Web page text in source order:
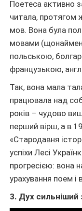
Поетеса активно
читала, протягом
мов. Вона була
мовами
польською,
французькою,
Так, вона мала
працювала над
років – чудово
перший вірш, а в
«Стародавня
успіхи Лесі
прогресією: вона
урахування поем і
3. Дух сильніший